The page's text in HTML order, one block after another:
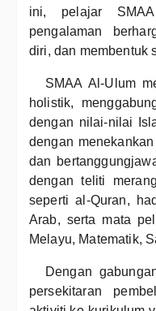
ini, pelajar
pengalaman
diri, dan membentuk
SMAA Al-Ulum
holistik,
dengan nilai-nilai
dengan
dan
dengan teliti
seperti al-Quran,
Arab, serta mata
Melayu, Matematik,
Dengan
persekitaran